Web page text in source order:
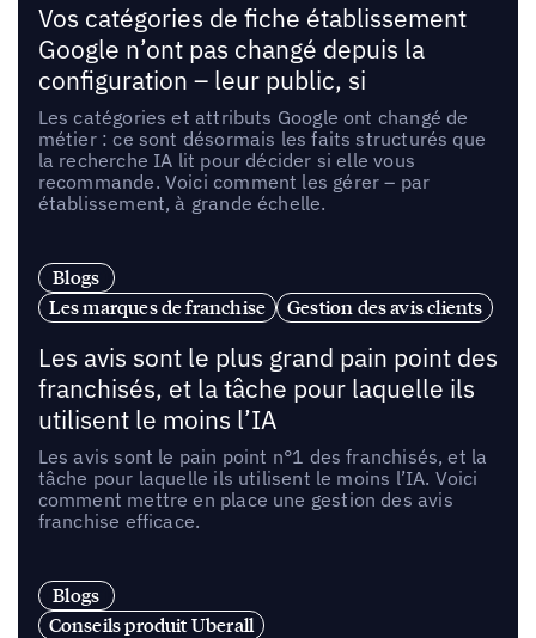
Vos catégories de fiche établissement
Google n’ont pas changé depuis la
configuration – leur public, si
Les catégories et attributs Google ont changé de
métier : ce sont désormais les faits structurés que
la recherche IA lit pour décider si elle vous
recommande. Voici comment les gérer – par
établissement, à grande échelle.
Blogs
Les marques de franchise
Gestion des avis clients
Les avis sont le plus grand pain point des
franchisés, et la tâche pour laquelle ils
utilisent le moins l’IA
Les avis sont le pain point n°1 des franchisés, et la
tâche pour laquelle ils utilisent le moins l’IA. Voici
comment mettre en place une gestion des avis
franchise efficace.
Blogs
Conseils produit Uberall